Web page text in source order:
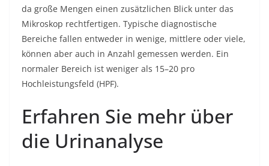
da große Mengen einen zusätzlichen Blick unter das
Mikroskop rechtfertigen. Typische diagnostische
Bereiche fallen entweder in wenige, mittlere oder viele,
können aber auch in Anzahl gemessen werden. Ein
normaler Bereich ist weniger als 15–20 pro
Hochleistungsfeld (HPF).
Erfahren Sie mehr über
die Urinanalyse